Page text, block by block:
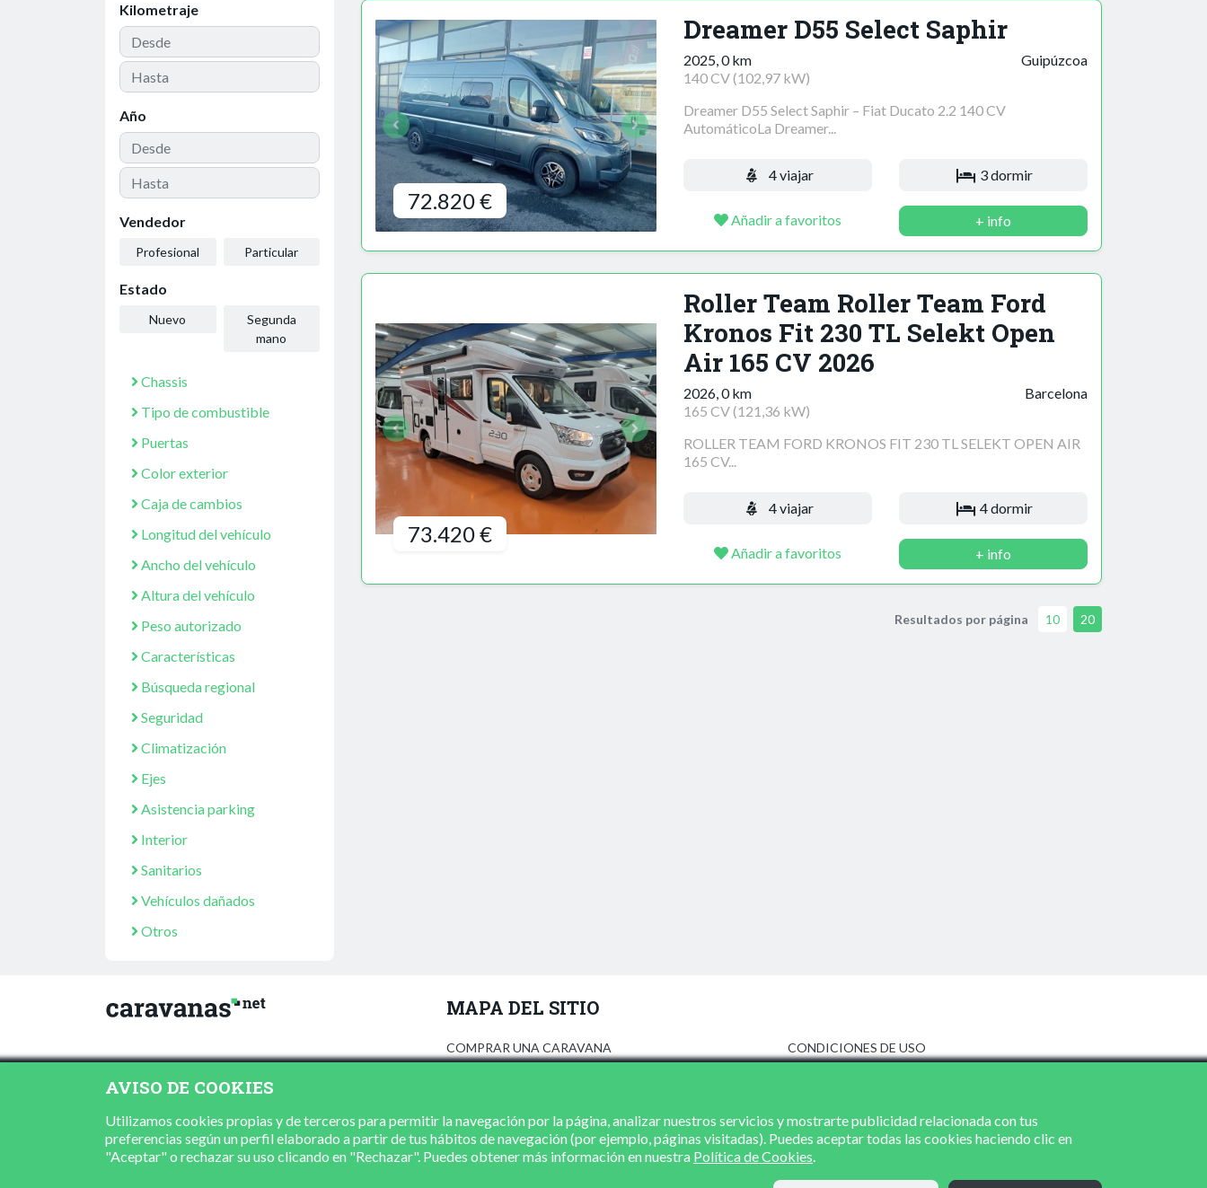
Kilometraje
Año
Vendedor
Profesional Particular
Estado
Nuevo
Segunda
mano
Chassis
Tipo de combustible
Puertas
Color exterior
Caja de cambios
Longitud del vehículo
Ancho del vehículo
Altura del vehículo
Peso autorizado
Características
Búsqueda regional
Seguridad
Climatización
Ejes
Asistencia parking
Interior
Sanitarios
Vehículos dañados
Otros
72.820 €
Dreamer D55 Select Saphir
2025, 0 km
140 CV (102,97 kW)
Guipúzcoa
Dreamer D55 Select Saphir – Fiat Ducato 2.2 140 CV
AutomáticoLa Dreamer...
4 viajar 3 dormir
Añadir a favoritos + info
73.420 €
Roller Team Roller Team Ford
Kronos Fit 230 TL Selekt Open
Air 165 CV 2026
2026, 0 km
165 CV (121,36 kW)
Barcelona
ROLLER TEAM FORD KRONOS FIT 230 TL SELEKT OPEN AIR
165 CV...
4 viajar 4 dormir
Añadir a favoritos + info
Resultados por página 10 20
MAPA DEL SITIO
COMPRAR UNA CARAVANA
CONCESIONARIOS
CONTACTO
CONDICIONES DE USO
POLÍTICA DE COOKIES
AVISO DE COOKIES
Utilizamos cookies propias y de terceros para permitir la navegación por la página, analizar nuestros servicios y mostrarte publicidad relacionada con tus
preferencias según un perfil elaborado a partir de tus hábitos de navegación (por ejemplo, páginas visitadas). Puedes aceptar todas las cookies haciendo clic en
"Aceptar" o rechazar su uso clicando en "Rechazar". Puedes obtener más información en nuestra Política de Cookies.